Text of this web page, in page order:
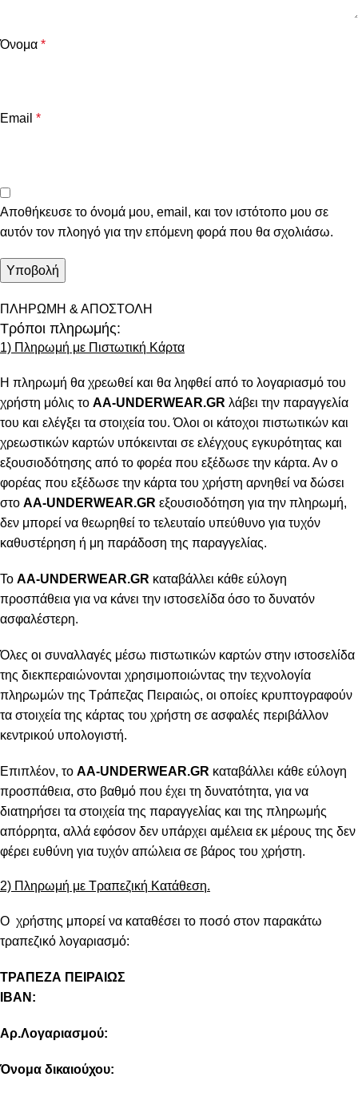
Όνομα *
Email *
Αποθήκευσε το όνομά μου, email, και τον ιστότοπο μου σε
αυτόν τον πλοηγό για την επόμενη φορά που θα σχολιάσω.
ΠΛΗΡΩΜΗ & ΑΠΟΣΤΟΛΗ
Τρόποι πληρωμής:
1) Πληρωμή με Πιστωτική Κάρτα
Η πληρωμή θα χρεωθεί και θα ληφθεί από το λογαριασμό του
χρήστη μόλις το AA-UNDERWEAR.GR λάβει την παραγγελία
του και ελέγξει τα στοιχεία του. Όλοι οι κάτοχοι πιστωτικών και
χρεωστικών καρτών υπόκεινται σε ελέγχους εγκυρότητας και
εξουσιοδότησης από το φορέα που εξέδωσε την κάρτα. Αν ο
φορέας που εξέδωσε την κάρτα του χρήστη αρνηθεί να δώσει
στο AA-UNDERWEAR.GR εξουσιοδότηση για την πληρωμή,
δεν μπορεί να θεωρηθεί το τελευταίο υπεύθυνο για τυχόν
καθυστέρηση ή μη παράδοση της παραγγελίας.
Το AA-UNDERWEAR.GR καταβάλλει κάθε εύλογη
προσπάθεια για να κάνει την ιστοσελίδα όσο το δυνατόν
ασφαλέστερη.
Όλες οι συναλλαγές μέσω πιστωτικών καρτών στην ιστοσελίδα
της διεκπεραιώνονται χρησιμοποιώντας την τεχνολογία
πληρωμών της Τράπεζας Πειραιώς, οι οποίες κρυπτογραφούν
τα στοιχεία της κάρτας του χρήστη σε ασφαλές περιβάλλον
κεντρικού υπολογιστή.
Επιπλέον, το AA-UNDERWEAR.GR καταβάλλει κάθε εύλογη
προσπάθεια, στο βαθμό που έχει τη δυνατότητα, για να
διατηρήσει τα στοιχεία της παραγγελίας και της πληρωμής
απόρρητα, αλλά εφόσον δεν υπάρχει αμέλεια εκ μέρους της δεν
φέρει ευθύνη για τυχόν απώλεια σε βάρος του χρήστη.
2) Πληρωμή με Τραπεζική Κατάθεση.
Ο χρήστης μπορεί να καταθέσει το ποσό στον παρακάτω
τραπεζικό λογαριασμό:
ΤΡΑΠΕΖΑ ΠΕΙΡΑΙΩΣ
IBAN:
Αρ.Λογαριασμού:
Όνομα δικαιούχου: